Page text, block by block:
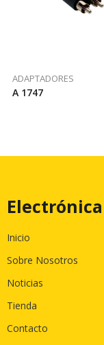
ADAPTADORES
A 1747
Electrónica
Inicio
Sobre Nosotros
Noticias
Tienda
Contacto